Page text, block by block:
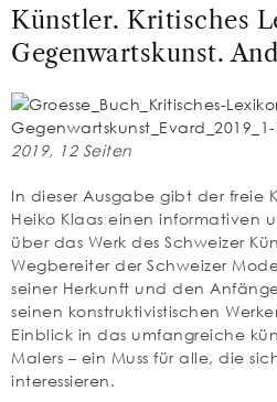
Künstler. Kritisches
Gegenwartskunst.
2019, 12 Seiten
In dieser Ausgabe gibt der freie
Heiko Klaas einen informativen
über das Werk des Schweizer
Wegbereiter der Schweizer
seiner Herkunft und den
seinen konstruktivistischen
Einblick in das umfangreiche
Malers – ein Muss für alle, die
interessieren.